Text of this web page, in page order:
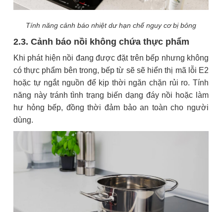
Tính năng cảnh báo nhiệt dư hạn chế nguy cơ bị bỏng
2.3. Cảnh báo nồi không chứa thực phẩm
Khi phát hiện nồi đang được đặt trên bếp nhưng không
có thực phẩm bên trong, bếp từ sẽ sẽ hiển thị mã lỗi E2
hoặc tự ngắt nguồn để kịp thời ngăn chặn rủi ro. Tính
năng này tránh tình trạng biến dạng đáy nồi hoặc làm
hư hỏng bếp, đồng thời đảm bảo an toàn cho người
dùng.